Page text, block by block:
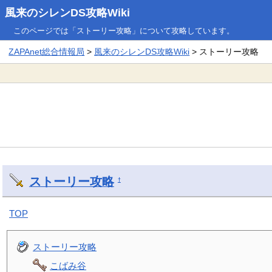
風来のシレンDS攻略Wiki
このページでは「ストーリー攻略」について攻略しています。
ZAPAnet総合情報局 > 風来のシレンDS攻略Wiki > ストーリー攻略
ストーリー攻略 †
TOP
ストーリー攻略
こばみ谷